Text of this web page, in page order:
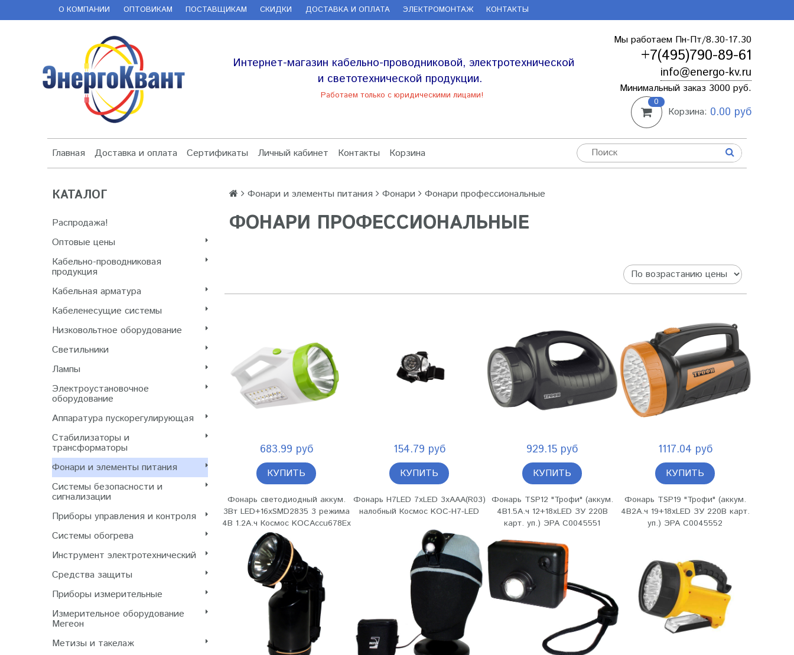
О КОМПАНИИ ОПТОВИКАМ ПОСТАВЩИКАМ СКИДКИ ДОСТАВКА И ОПЛАТА ЭЛЕКТРОМОНТАЖ КОНТАКТЫ
Интернет-магазин кабельно-проводниковой, электротехнической
и светотехнической продукции.
Работаем только с юридическими лицами!
Мы работаем Пн-Пт/8.30-17.30
+7(495)790-89-61
info@energo-kv.ru
Минимальный заказ 3000 руб.
0
Корзина: 0.00 руб
Главная Доставка и оплата Сертификаты Личный кабинет Контакты Корзина
КАТАЛОГ
Распродажа!
Оптовые цены
Кабельно-проводниковая
продукция
Кабельная арматура
Кабеленесущие системы
Низковольтное оборудование
Светильники
Лампы
Электроустановочное
оборудование
Аппаратура пускорегулирующая
Стабилизаторы и
трансформаторы
Фонари и элементы питания
Системы безопасности и
сигнализации
Приборы управления и контроля
Системы обогрева
Инструмент электротехнический
Cредства защиты
Приборы измерительные
Измерительное оборудование
Мегеон
Метизы и такелаж
Фонари и элементы питания Фонари Фонари профессиональные
ФОНАРИ ПРОФЕССИОНАЛЬНЫЕ
683.99 руб
КУПИТЬ
Фонарь светодиодный аккум.
3Вт LED+16хSMD2835 3 режима
4В 1.2А.ч Космос KOCAccu678Ex
154.79 руб
КУПИТЬ
Фонарь H7LED 7хLED 3хAAA(R03)
налобный Космос KOC-H7-LED
929.15 руб
КУПИТЬ
Фонарь TSP12 "Трофи" (аккум.
4В1.5А.ч 12+18хLED ЗУ 220В
карт. уп.) ЭРА C0045551
1117.04 руб
КУПИТЬ
Фонарь TSP19 "Трофи" (аккум.
4В2А.ч 19+18хLED ЗУ 220В карт.
уп.) ЭРА C0045552